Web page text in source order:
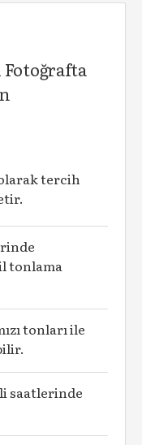
Fotoğrafta
tercih
tonlama
tonları ile
saatlerinde